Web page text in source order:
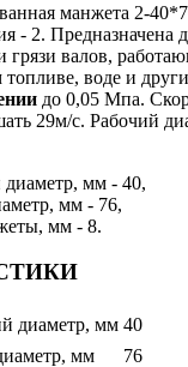
манжета 2-
- 2. Предназначена
грязи валов,
топливе, воде и
до 0,05 Мпа.
29м/с. Рабочий
мм - 40,
мм - 76,
мм - 8.
диаметр, мм 40
мм
76